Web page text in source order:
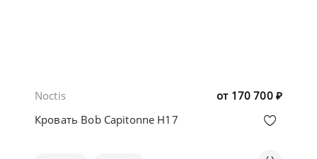
от 170 700 ₽
Noctis
Кровать Bob Capitonne H17